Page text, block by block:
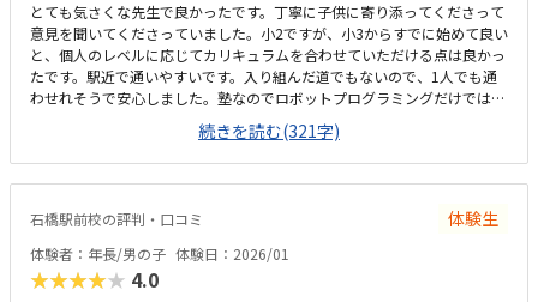
とても気さくな先生で良かったです。丁寧に子供に寄り添ってくださって
意見を聞いてくださっていました。小2ですが、小3からすでに始めて良い
と、個人のレベルに応じてカリキュラムを合わせていただける点は良かっ
たです。駅近で通いやすいです。入り組んだ道でもないので、1人でも通
わせれそうで安心しました。塾なのでロボットプログラミングだけではな
く、自習室を使って宿題をしてもらって良いと言っていただけた点が良か
ったです。通いやすい料金設定だと思います。他の習い事をしていても追
加で始めやすいかと思いました。今はロボットプログラミングだけを検討
していましたが、塾なので周りの先輩達の勉強する姿に感化されて勉強に
続きを読む(321字)
石橋駅前校の評判・口コミ 体験生
体験者：年長/男の子 体験日：2026/01
★★★★★ 4.0